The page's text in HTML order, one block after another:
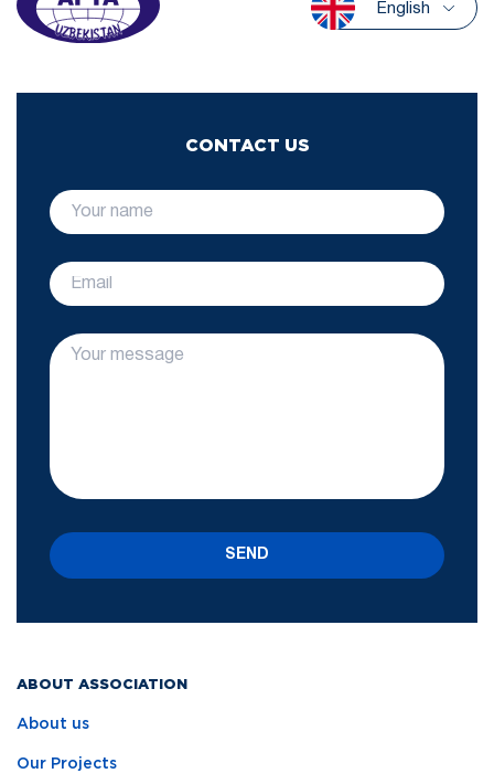
English
ABOUT ASSOCIATION
About us
Our Projects
CONTACT US
SEND